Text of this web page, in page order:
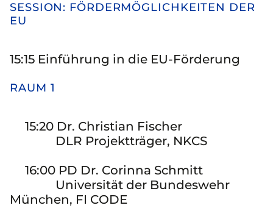
SESSION: FÖRDERMÖGLICHKEITEN DER
EU
15:15 Einführung in die EU-Förderung
RAUM 1
15:20 Dr. Christian Fischer
DLR Projektträger, NKCS
16:00 PD Dr. Corinna Schmitt
Universität der Bundeswehr
München, FI CODE